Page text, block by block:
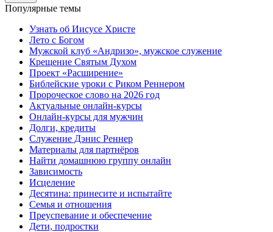
Популярные темы
Узнать об Иисусе Христе
Лето с Богом
Мужской клуб «Андризо», мужское служение
Крещение Святым Духом
Проект «Расширение»
Библейские уроки с Риком Реннером
Пророческое слово на 2026 год
Актуальные онлайн-курсы
Онлайн-курсы для мужчин
Долги, кредиты
Служение Дэнис Реннер
Материалы для партнёров
Найти домашнюю группу онлайн
Зависимость
Исцеление
Десятина: принесите и испытайте
Семья и отношения
Преуспевание и обеспечение
Дети, подростки